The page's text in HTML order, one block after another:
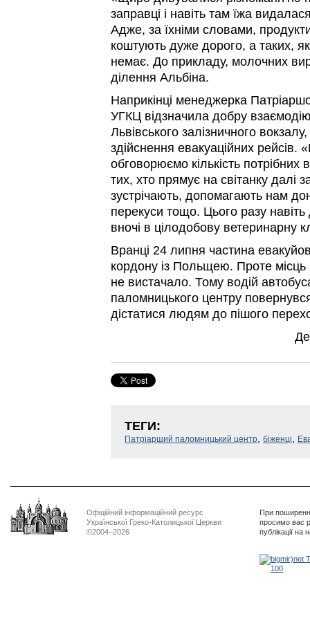
заправці і навіть там їжа
Адже, за їхніми словами,
коштують дуже дорого, а таких,
немає. До прикладу, молочних
ділення Альбіна.
Наприкінці менеджерка
УГКЦ відзначила добру
Львівського залізничного
здійснення евакуаційних рейсів.
обговорюємо кількість потрібних
тих, хто прямує на світанку далі
зустрічають, допомагають нам
перекуси тощо. Цього разу
вночі в цілодобову ветеринарну
Вранці 24 липня частина
кордону із Польщею. Проте
не вистачало. Тому водій
паломницького центру
дістатися людям до пішого
ТЕГИ:
Патріарший паломницький центр, біженці,
Офіційний інформаційний ресурс
Української Греко-Католицької Церкви
©2004–2026
При
просимо вас
публікації на